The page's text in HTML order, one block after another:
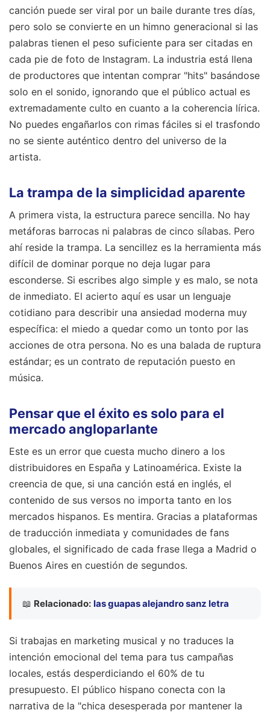
canción puede ser viral por un baile durante tres días,
pero solo se convierte en un himno generacional si las
palabras tienen el peso suficiente para ser citadas en
cada pie de foto de Instagram. La industria está llena
de productores que intentan comprar "hits" basándose
solo en el sonido, ignorando que el público actual es
extremadamente culto en cuanto a la coherencia lírica.
No puedes engañarlos con rimas fáciles si el trasfondo
no se siente auténtico dentro del universo de la
artista.
La trampa de la simplicidad aparente
A primera vista, la estructura parece sencilla. No hay
metáforas barrocas ni palabras de cinco sílabas. Pero
ahí reside la trampa. La sencillez es la herramienta más
difícil de dominar porque no deja lugar para
esconderse. Si escribes algo simple y es malo, se nota
de inmediato. El acierto aquí es usar un lenguaje
cotidiano para describir una ansiedad moderna muy
específica: el miedo a quedar como un tonto por las
acciones de otra persona. No es una balada de ruptura
estándar; es un contrato de reputación puesto en
música.
Pensar que el éxito es solo para el
mercado angloparlante
Este es un error que cuesta mucho dinero a los
distribuidores en España y Latinoamérica. Existe la
creencia de que, si una canción está en inglés, el
contenido de sus versos no importa tanto en los
mercados hispanos. Es mentira. Gracias a plataformas
de traducción inmediata y comunidades de fans
globales, el significado de cada frase llega a Madrid o
Buenos Aires en cuestión de segundos.
📖 Relacionado: las guapas alejandro sanz letra
Si trabajas en marketing musical y no traduces la
intención emocional del tema para tus campañas
locales, estás desperdiciando el 60% de tu
presupuesto. El público hispano conecta con la
narrativa de la "chica desesperada por mantener la